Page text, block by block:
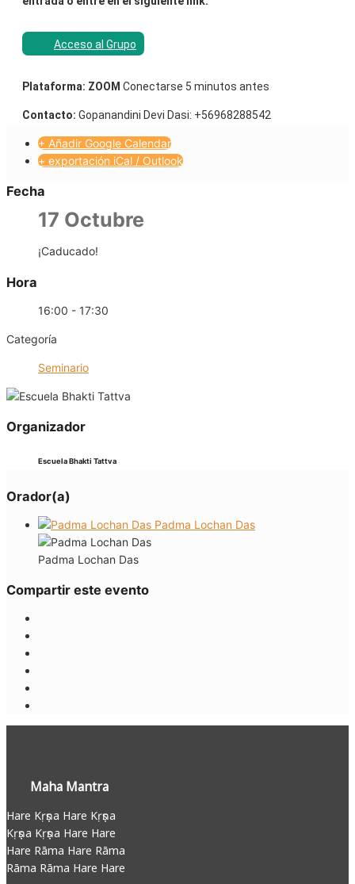
Acceso al Grupo
Plataforma: ZOOM Conectarse 5 minutos antes
Contacto: Gopanandini Devi Dasi: +56968288542
+ Añadir Google Calendar
+ exportación iCal / Outlook
Fecha
17 Octubre
¡Caducado!
Hora
16:00 - 17:30
Categoría
Seminario
Organizador
Escuela Bhakti Tattva
Orador(a)
Padma Lochan Das
Padma Lochan Das
Compartir este evento
Maha Mantra
Hare Kṛṣṇa Hare Kṛṣṇa
Kṛṣṇa Kṛṣṇa Hare Hare
Hare Rāma Hare Rāma
Rāma Rāma Hare Hare